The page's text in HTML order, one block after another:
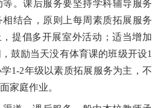
。课后服务要坚持学科辅导服务
结合，原则上每周素质拓展服务
提倡多开展室外活动；适当增加
鼓励当天没有体育课的班级开设1
1-2年级以素质拓展服务为主，不
家庭作业。